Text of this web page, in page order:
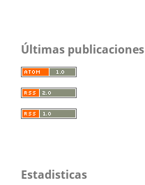
Últimas publicaciones
Estadisticas